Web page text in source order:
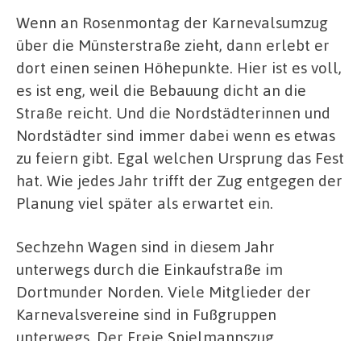
Wenn an Rosenmontag der Karnevalsumzug
über die Münsterstraße zieht, dann erlebt er
dort einen seinen Höhepunkte. Hier ist es voll,
es ist eng, weil die Bebauung dicht an die
Straße reicht. Und die Nordstädterinnen und
Nordstädter sind immer dabei wenn es etwas
zu feiern gibt. Egal welchen Ursprung das Fest
hat. Wie jedes Jahr trifft der Zug entgegen der
Planung viel später als erwartet ein.
Sechzehn Wagen sind in diesem Jahr
unterwegs durch die Einkaufstraße im
Dortmunder Norden. Viele Mitglieder der
Karnevalsvereine sind in Fußgruppen
unterwegs. Der Freie Spielmannszug